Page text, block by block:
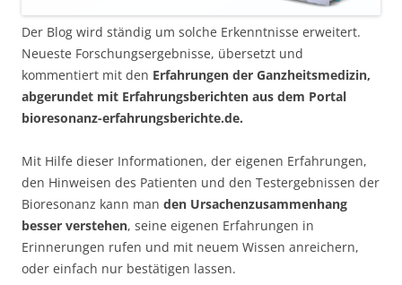
Der Blog wird ständig um solche Erkenntnisse erweitert.
Neueste Forschungsergebnisse, übersetzt und
kommentiert mit den Erfahrungen der Ganzheitsmedizin,
abgerundet mit Erfahrungsberichten aus dem Portal
bioresonanz-erfahrungsberichte.de.
Mit Hilfe dieser Informationen, der eigenen Erfahrungen,
den Hinweisen des Patienten und den Testergebnissen der
Bioresonanz kann man den Ursachenzusammenhang
besser verstehen, seine eigenen Erfahrungen in
Erinnerungen rufen und mit neuem Wissen anreichern,
oder einfach nur bestätigen lassen.